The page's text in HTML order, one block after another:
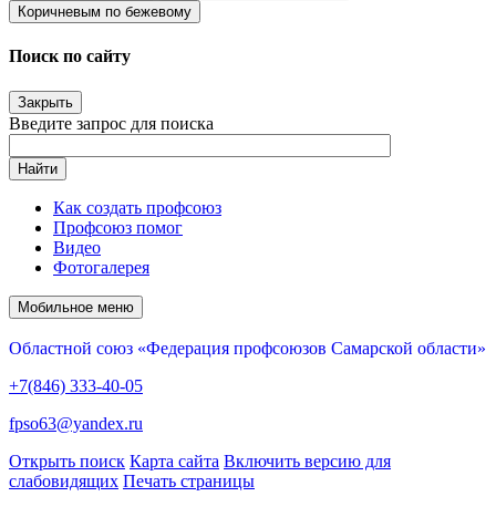
Коричневым по бежевому
Поиск по сайту
Закрыть
Введите запрос для поиска
Найти
Как создать профсоюз
Профсоюз помог
Видео
Фотогалерея
Мобильное меню
Областной союз «Федерация профсоюзов Самарской области»
+7(846) 333-40-05
fpso63@yandex.ru
Открыть поиск Карта сайта Включить версию для
слабовидящих Печать страницы